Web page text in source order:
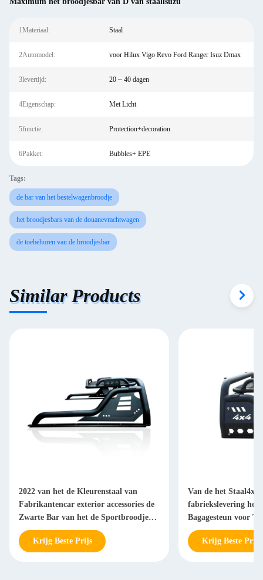
1Materiaal: Staal
2Automodel: voor Hilux Vigo Revo Ford Ranger Isuz Dmax
3levertijd: 20 ~ 40 dagen
4Eigenschap: Met Licht
5functie: Protection+decoration
6Pakket: Bubbles+ EPE
Tags:
de bar van het bestelwagenbroodje
het broodjesbars van de douanevrachtwagen
de toebehoren van de broodjesbar
Similar Products
2022 van het de Kleurenstaal van
Fabrikantencar exterior accessories de
Zwarte Bar van het de Sportbroodje
voor Ford F150 Toyota Tacoma
Krijg Beste Prijs
Van de het Staal4x4
fabriekslevering het
Bagagesteun voor
Krijg Beste Prijs